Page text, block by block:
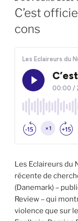
LE
C’est
cons
Les Eclaireurs du
récente de
(Danemark) –
Review – qui
violence que sur